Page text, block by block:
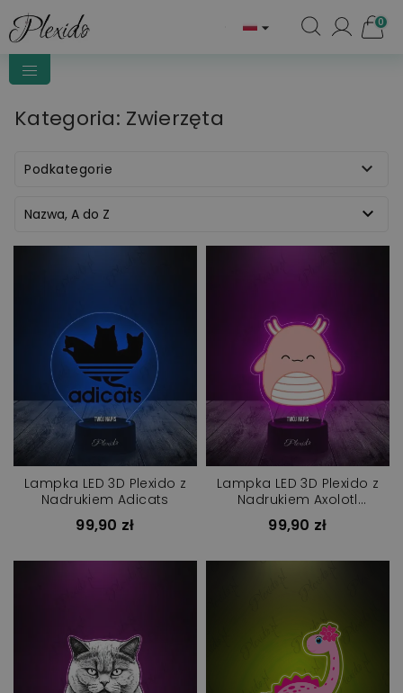
 0
Kategoria: Zwierzęta
Nazwa, A do Z 
Lampka LED 3D Plexido z
Nadrukiem Adicats
99,90 zł
Lampka LED 3D Plexido z
Nadrukiem Axolotl
Squishmallows
99,90 zł
Podkategorie 